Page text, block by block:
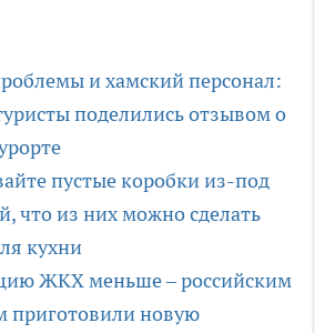
и хамский персонал:
поделились отзывом о
пустые коробки из-под
что из них можно сделать
кухни
ЖКХ меньше – российским
приготовили новую